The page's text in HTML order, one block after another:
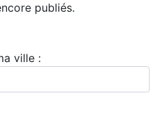
publiés.
ville :